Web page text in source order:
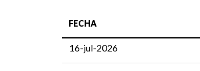
FECHA
16-jul-2026